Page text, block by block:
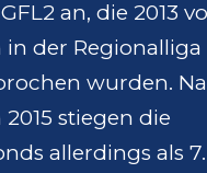
an, die 2013
in der Regionalliga
wurden.
2015 stiegen die
allerdings als